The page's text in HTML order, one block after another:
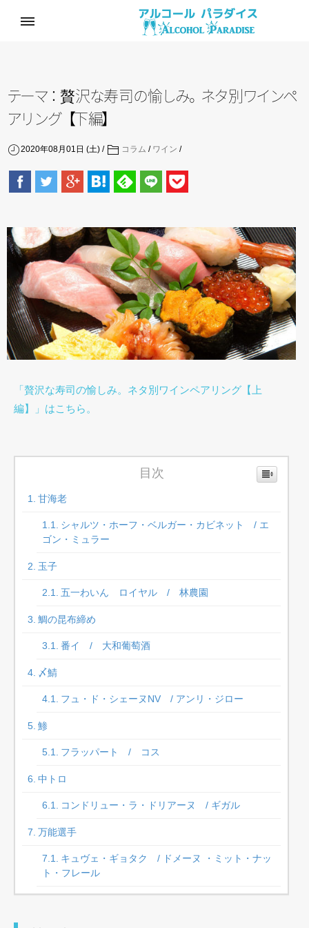
テーマ：贅沢な寿司 の愉しみ。 ネタ別 ワイ ンペ
アリ ング【下編】
2020年08月01日 (土) コラム / ワイン
「贅沢な寿司の愉しみ。ネタ別ワインペアリング【上
編】」はこちら。
目次
甘海老
シャルツ・ホーフ・ベルガー・カビネット / エ
ゴン・ミュラー
玉子
五一わいん ロイヤル / 林農園
鯛の昆布締め
番イ / 大和葡萄酒
〆鯖
フュ・ド・シェーヌNV / アンリ・ジロー
鯵
フラッパート / コス
中トロ
コンドリュー・ラ・ドリアーヌ / ギガル
万能選手
キュヴェ・ギョタク / ドメーヌ ・ミット・ナッ
ト・フレール